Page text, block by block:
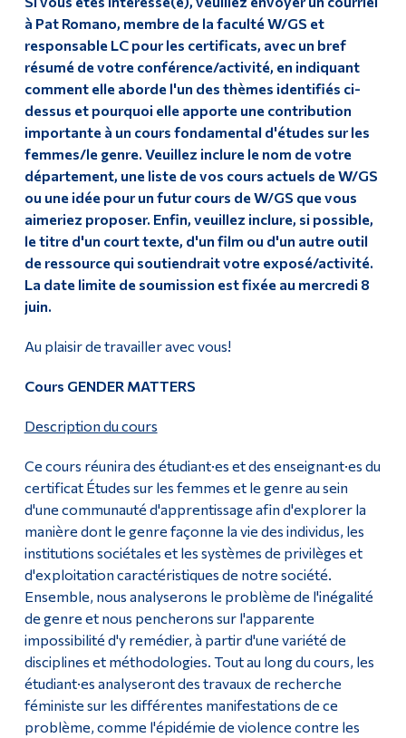
à Pat Romano, membre de la faculté W/GS et
responsable LC pour les certificats, avec un bref
résumé de votre conférence/activité, en indiquant
comment elle aborde l'un des thèmes identifiés ci-
dessus et pourquoi elle apporte une contribution
importante à un cours fondamental d'études sur les
femmes/le genre. Veuillez inclure le nom de votre
département, une liste de vos cours actuels de W/GS
ou une idée pour un futur cours de W/GS que vous
aimeriez proposer. Enfin, veuillez inclure, si possible,
le titre d'un court texte, d'un film ou d'un autre outil
de ressource qui soutiendrait votre exposé/activité.
La date limite de soumission est fixée au mercredi 8
juin.
Au plaisir de travailler avec vous!
Cours GENDER MATTERS
Description du cours
Ce cours réunira des étudiant·es et des enseignant·es du
certificat Études sur les femmes et le genre au sein
d'une communauté d'apprentissage afin d'explorer la
manière dont le genre façonne la vie des individus, les
institutions sociétales et les systèmes de privilèges et
d'exploitation caractéristiques de notre société.
Ensemble, nous analyserons le problème de l'inégalité
de genre et nous pencherons sur l'apparente
impossibilité d'y remédier, à partir d'une variété de
disciplines et méthodologies. Tout au long du cours, les
étudiant·es analyseront des travaux de recherche
féministe sur les différentes manifestations de ce
problème, comme l'épidémie de violence contre les